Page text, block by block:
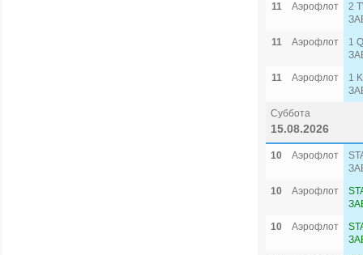
11
Аэрофлот
2
11
Аэрофлот
1
11
Аэрофлот
1
Суббота
15.08.2026
10 Аэрофлот
10
Аэрофлот
10
Аэрофлот